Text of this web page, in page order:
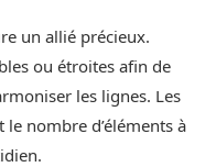
un allié précieux.
ou étroites afin de
les lignes. Les
nombre d’éléments à